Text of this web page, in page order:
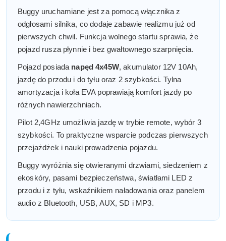
Buggy uruchamiane jest za pomocą włącznika z
odgłosami silnika, co dodaje zabawie realizmu już od
pierwszych chwil. Funkcja wolnego startu sprawia, że
pojazd rusza płynnie i bez gwałtownego szarpnięcia.
Pojazd posiada napęd 4x45W, akumulator 12V 10Ah,
jazdę do przodu i do tyłu oraz 2 szybkości. Tylna
amortyzacja i koła EVA poprawiają komfort jazdy po
różnych nawierzchniach.
Pilot 2,4GHz umożliwia jazdę w trybie remote, wybór 3
szybkości. To praktyczne wsparcie podczas pierwszych
przejażdżek i nauki prowadzenia pojazdu.
Buggy wyróżnia się otwieranymi drzwiami, siedzeniem z
ekoskóry, pasami bezpieczeństwa, światłami LED z
przodu i z tyłu, wskaźnikiem naładowania oraz panelem
audio z Bluetooth, USB, AUX, SD i MP3.